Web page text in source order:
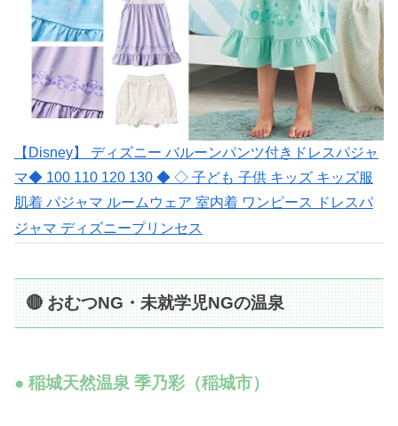
【Disney】 ディズニー バルーンパンツ付きドレスパジャ
マ◆ 100 110 120 130 ◆ ◇ 子ども 子供 キッズ キッズ服
肌着 パジャマ ルームウェア 室内着 ワンピース ドレスパ
ジャマ ディズニープリンセス
🔴 おむつNG・未就学児NGの温泉
● 稲城天然温泉 季乃彩（稲城市）